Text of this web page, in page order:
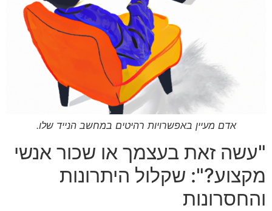
אדם מעיין באפשרויות רהיטים במחשב הנייד שלו.
"עשה זאת בעצמך או שכור אנשי
מקצוע?": שקלול היתרונות
והחסרונות